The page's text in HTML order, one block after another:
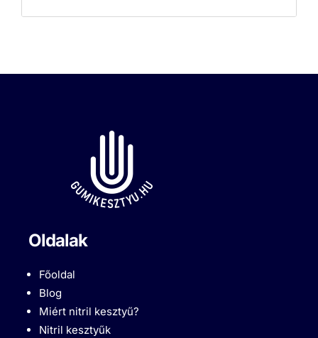
Oldalak
Főoldal
Blog
Miért nitril kesztyű?
Nitril kesztyűk